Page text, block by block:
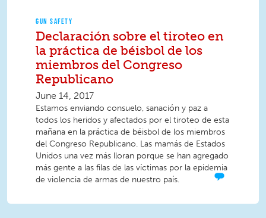
GUN SAFETY
Declaración sobre el tiroteo en
la práctica de béisbol de los
miembros del Congreso
Republicano
June 14, 2017
Estamos enviando consuelo, sanación y paz a
todos los heridos y afectados por el tiroteo de esta
mañana en la práctica de béisbol de los miembros
del Congreso Republicano. Las mamás de Estados
Unidos una vez más lloran porque se han agregado
más gente a las filas de las víctimas por la epidemia
de violencia de armas de nuestro país.